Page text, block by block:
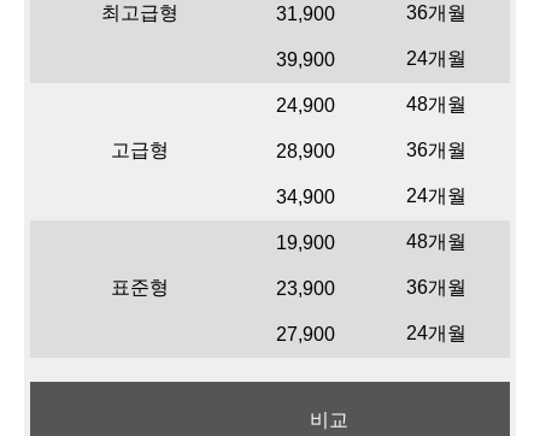
최고급형 31,900 36개월
39,900 24개월
고급형
24,900 48개월
28,900 36개월
34,900 24개월
표준형
19,900 48개월
23,900 36개월
27,900 24개월
비교